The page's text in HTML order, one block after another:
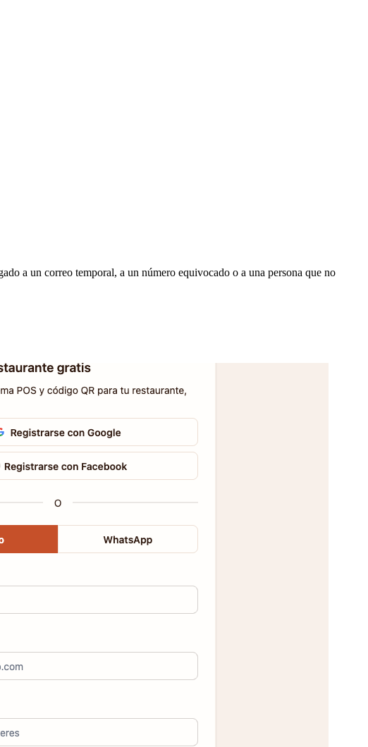
a un correo temporal, a un número equivocado o a una persona que no